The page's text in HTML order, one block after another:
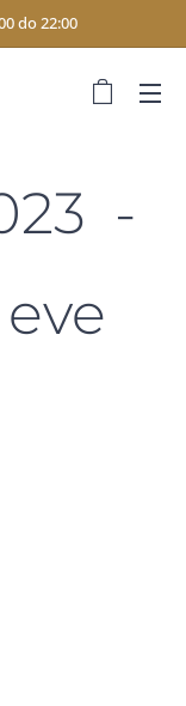
do 22:00
-